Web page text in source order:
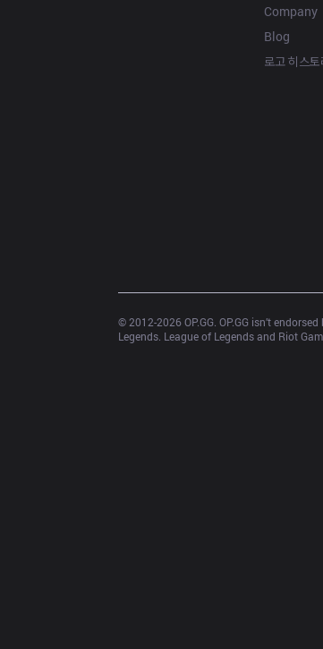
Company
Blog
로고 히스토
© 2012-2026 OP.GG. OP.GG isn’t
Legends. League of Legends and Riot